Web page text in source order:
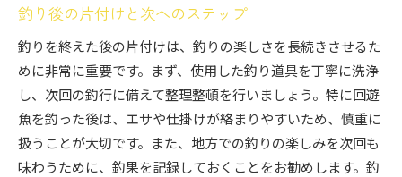
釣り後の片付けと次へのステップ
釣りを終えた後の片付けは、釣りの楽しさを長続きさせるた
めに非常に重要です。まず、使用した釣り道具を丁寧に洗浄
し、次回の釣行に備えて整理整頓を行いましょう。特に回遊
魚を釣った後は、エサや仕掛けが絡まりやすいため、慎重に
扱うことが大切です。また、地方での釣りの楽しみを次回も
味わうために、釣果を記録しておくことをお勧めします。釣